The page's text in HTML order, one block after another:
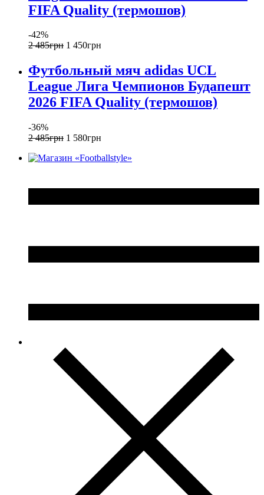
FIFA Quality (термошов)
-42%
2 485грн 1 450грн
Футбольный мяч adidas UCL
League Лига Чемпионов Будапешт
2026 FIFA Quality (термошов)
-36%
2 485грн 1 580грн